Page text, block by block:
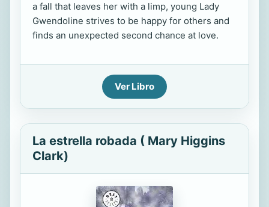
a fall that leaves her with a limp, young Lady
Gwendoline strives to be happy for others and
finds an unexpected second chance at love.
Ver Libro
La estrella robada ( Mary Higgins
Clark)